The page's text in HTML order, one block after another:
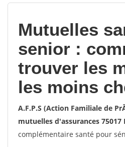
Mutuelles
senior :
trouver les
les moins
A.F.P.S (Action Familiale de
mutuelles d'assurances 75017
complémentaire santé pour